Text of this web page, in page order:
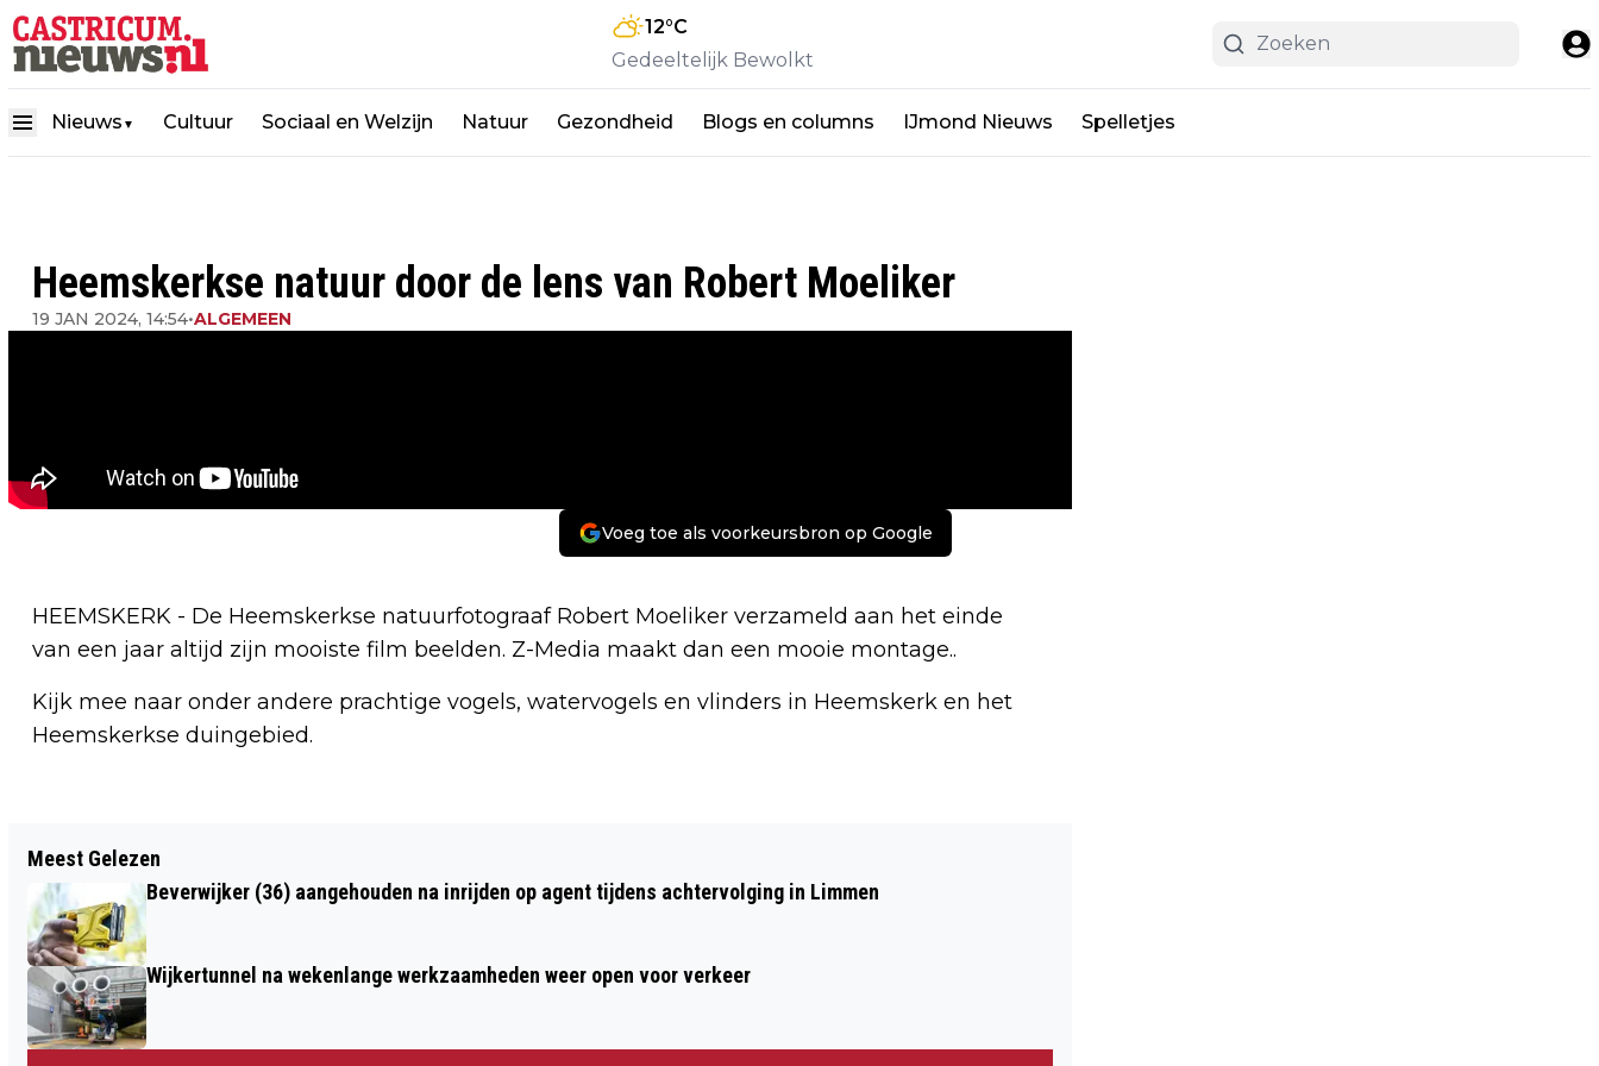
12°C
Gedeeltelijk Bewolkt
Nieuws ▼ Cultuur Sociaal en Welzijn Natuur Gezondheid Blogs en columns IJmond Nieuws Spelletjes
Heemskerkse natuur door de lens van Robert Moeliker
19 JAN 2024, 14:54•ALGEMEEN
Voeg toe als voorkeursbron op Google
HEEMSKERK - De Heemskerkse natuurfotograaf Robert Moeliker verzameld aan het einde
van een jaar altijd zijn mooiste film beelden. Z-Media maakt dan een mooie montage..
Kijk mee naar onder andere prachtige vogels, watervogels en vlinders in Heemskerk en het
Heemskerkse duingebied.
STRENGERE REGELS IN
NATUURGEBIEDEN: MAXIMAAL 3
HONDEN, GEEN DRONES EN GEEN
ASVERSTROOIING
JANUARI VAN START
Meest Gelezen
Beverwijker (36) aangehouden na inrijden op agent tijdens achtervolging in Limmen
Wijkertunnel na wekenlange werkzaamheden weer open voor verkeer